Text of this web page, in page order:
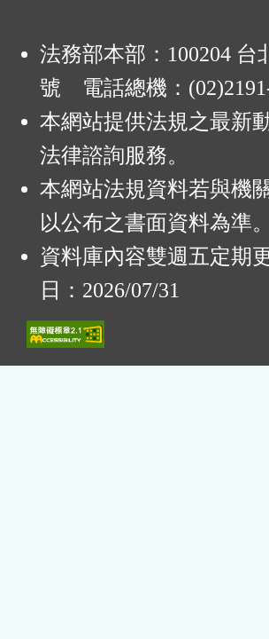
法務部本部：100204 台
號 電話總機：
本網站提供法規之最新
法律諮詢服務。
本網站法規資料若與機
以公布之書面資料為準。
資料庫內容雙週五定期
日：2026/07/31